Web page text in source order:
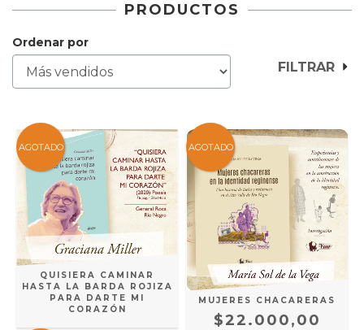
PRODUCTOS
Ordenar por
FILTRAR
AGOTADO
QUISIERA CAMINAR
HASTA LA BARDA ROJIZA
PARA DARTE MI
CORAZÓN
AGOTADO
MUJERES CHACARERAS
$22.000,00